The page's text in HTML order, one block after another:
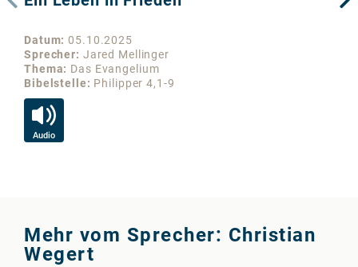
Datum 05.10.2025
Sprecher
Jared Mellinger
Thema
Das Evangelium
Bibelstelle
Philipper 4,1-9
Audio
Mehr vom Sprecher: Christian
Wegert